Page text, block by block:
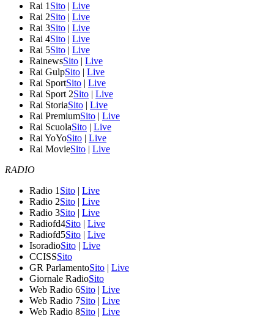
Rai 1 Sito | Live
Rai 2Sito | Live
Rai 3Sito | Live
Rai 4Sito | Live
Rai 5Sito | Live
RainewsSito | Live
Rai GulpSito | Live
Rai SportSito | Live
Rai Sport 2Sito | Live
Rai StoriaSito | Live
Rai PremiumSito | Live
Rai ScuolaSito | Live
Rai YoYoSito | Live
Rai MovieSito | Live
RADIO
Radio 1 Sito | Live
Radio 2Sito | Live
Radio 3Sito | Live
Radiofd4Sito | Live
Radiofd5Sito | Live
IsoradioSito | Live
CCISSSito
GR ParlamentoSito | Live
Giornale RadioSito
Web Radio 6Sito | Live
Web Radio 7Sito | Live
Web Radio 8Sito | Live